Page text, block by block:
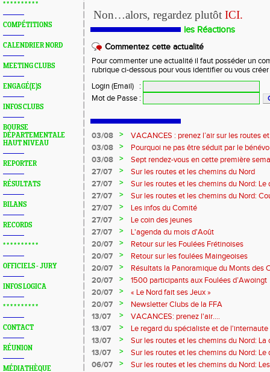
* * * * * * * * * *
COMPÉTITIONS
CALENDRIER NORD
MEETING CLUBS
ENGAGÉ(E)S
INFOS CLUBS
BOURSE
DÉPARTEMENTALE
HAUT NIVEAU
REPORTER
RÉSULTATS
BILANS
RECORDS
* * * * * * * * * *
OFFICIELS - JURY
INFOS LOGICA
* * * * * * * * * *
CONTACT
RÉUNION
MÉDIATHÈQUE
Non…alors, regardez plutôt ICI.
les Réactions
Commentez cette actualité
Pour commenter une actualité il faut posséder un
rubrique ci-dessous pour vous identifier ou vous
Login (Email)
:
Mot de Passe :
03/08 >
VACANCES : prenez l’air sur les routes
03/08
>
Pourquoi ne pas être séduit par le
?...
03/08 >
Sept rendez-vous en cette première
27/07
>
Sur les routes et les chemins du Nord
27/07
>
Sur les routes et les chemins du Nord:
27/07
>
Sur les routes et les chemins du Nord:
Marque
27/07 >
Les infos du Comité
27/07
>
Le coin des jeunes
27/07
>
L'agenda du mois d'Août
20/07
>
Retour sur les Foulées Frétinoises
20/07
>
Retour sur les foulées Maingeoises
20/07
>
Résultats la Panoramique du Monts des
20/07
>
1500 participants aux Foulées d’Awoingt
20/07
>
« Le Nord fait ses Jeux »
20/07
>
Newsletter Clubs de la FFA
13/07
>
VACANCES: prenez l'air....
13/07
>
Le regard du spécialiste et de l'internaute
13/07
>
Sur les routes et les chemins du Nord: La
13/07
>
Sur les routes et les chemins du Nord:
06/07
> Sur les routes et les chemins du Nord: